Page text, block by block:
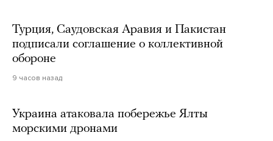
Турция, Саудовская Аравия и Пакистан
подписали соглашение о коллективной
обороне
9 часов назад
Украина атаковала побережье Ялты
морскими дронами